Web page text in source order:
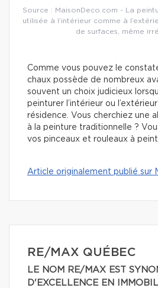
Source : MaisonDeco.com - La
utilisée à l’intérieur comme à
de surfaces, même
Comme vous pouvez le
chaux possède de nombreux
souvent un choix judicieux
peinturer l’intérieur ou
résidence. Vous cherchiez une
à la peinture traditionnelle ?
vos pinceaux et rouleaux à
Article originalement publié sur
RE/MAX QUÉBEC
LE NOM RE/MAX EST
D'EXCELLENCE EN